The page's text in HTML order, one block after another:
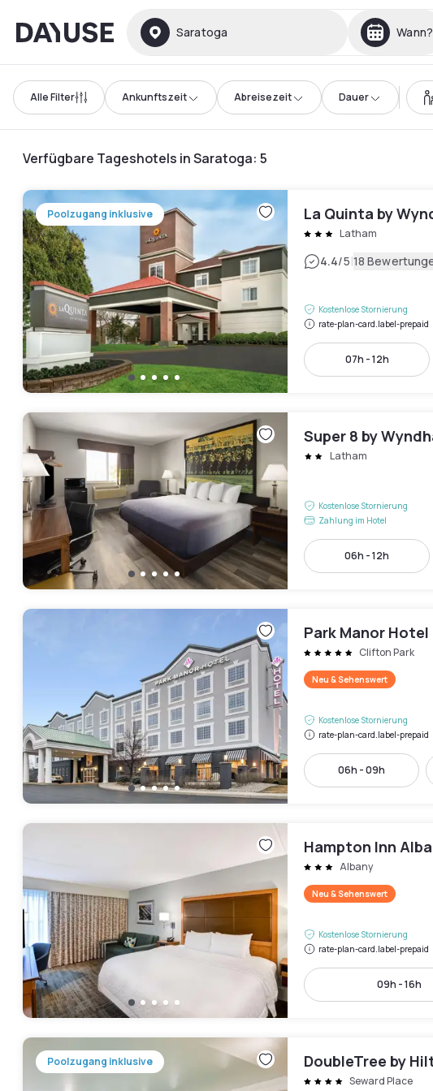
Dayuse Saratoga Wann?
Alle Filter Ankunftszeit Abreisezeit Dauer
Verfügbare Tageshotels in Saratoga: 5
Poolzugang inklusive La Quinta by
Latham
4.4/5|18
Kostenlose Stornierung
rate-plan-card.label-prepaid
07h - 12h
Super 8 by
Latham
Kostenlose Stornierung
Zahlung im Hotel
06h - 12h
Park Manor Hotel
Clifton Park
Neu & Sehenswert
Kostenlose Stornierung
rate-plan-card.label-prepaid
06h - 09h
Hampton Inn
Albany
Neu & Sehenswert
Kostenlose Stornierung
rate-plan-card.label-prepaid
09h - 16h
Poolzugang inklusive DoubleTree by
Seward Place